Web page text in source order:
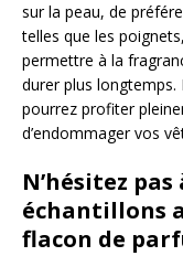
sur la peau, de
telles que les
permettre à la
durer plus longtemps.
pourrez profiter
d’endommager vos
N’hésitez
échantillons
flacon de